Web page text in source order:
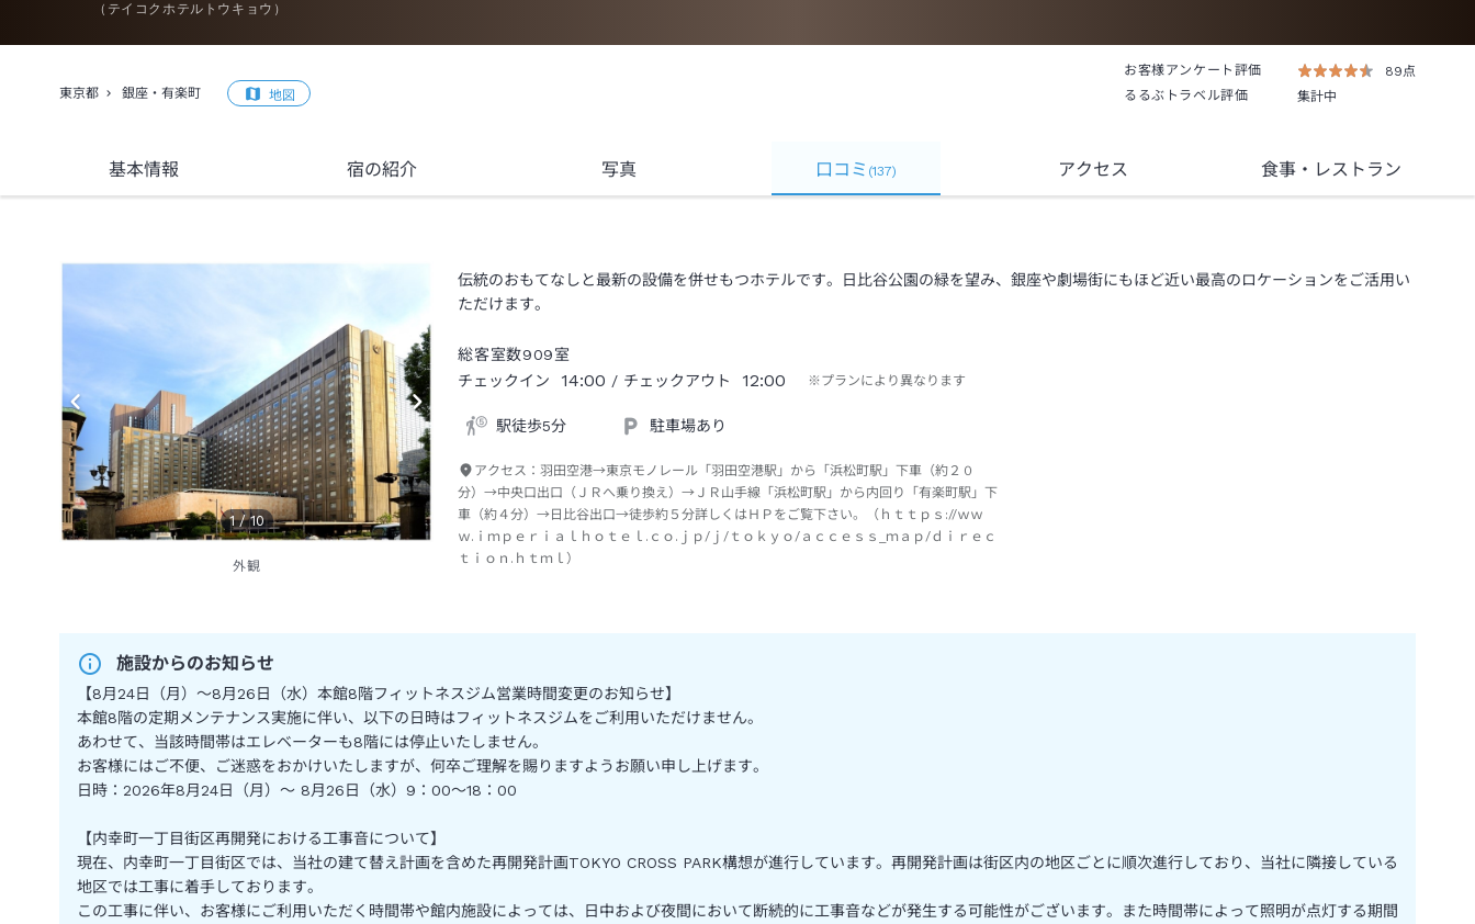
（ テイコクホテルトウキョウ ）
東京都 銀座・有楽町 地図
お客様アンケート評価
89点
るるぶトラベル評価
集計中
基本情報 宿の紹介 写真 口コミ (137) アクセス 食事・レストラン
1 /10
外観
伝統のおもてなしと最新の設備を併せもつホテルです。日比谷公園の緑を望み、銀座や劇場街にもほど近い最高のロケーションをご活用い
ただけます。
総客室数909室
チェックイン
14:00 / チェックアウト 12:00 ※プランにより異なります
駅徒歩5分 駐車場あり
アクセス：羽田空港→東京モノレール「羽田空港駅」から「浜松町駅」下車（約２０
分）→中央口出口（ＪＲへ乗り換え）→ＪＲ山手線「浜松町駅」から内回り「有楽町駅」下
車（約４分）→日比谷出口→徒歩約５分詳しくはＨＰをご覧下さい。（ｈｔｔｐｓ://ｗｗ
ｗ.ｉｍｐｅｒｉａｌｈｏｔｅｌ.ｃｏ.ｊｐ/ｊ/ｔｏｋｙｏ/ａｃｃｅｓｓ_ｍａｐ/ｄｉｒｅｃ
ｔｉｏｎ.ｈｔｍｌ）
施設からのお知らせ
【8月24日（月）～8月26日（水）本館8階フィットネスジム営業時間変更のお知らせ】
本館8階の定期メンテナンス実施に伴い、以下の日時はフィットネスジムをご利用いただけません。
あわせて、当該時間帯はエレベーターも8階には停止いたしません。
お客様にはご不便、ご迷惑をおかけいたしますが、何卒ご理解を賜りますようお願い申し上げます。
日時：2026年8月24日（月）～ 8月26日（水）9：00～18：00
【内幸町一丁目街区再開発における工事音について】
現在、内幸町一丁目街区では、当社の建て替え計画を含めた再開発計画TOKYO CROSS PARK構想が進行しています。再開発計画は街区内の地区ごとに順次進行しており、当社に隣接している
地区では工事に着手しております。
この工事に伴い、お客様にご利用いただく時間帯や館内施設によっては、日中および夜間において断続的に工事音などが発生する可能性がございます。また時間帯によって照明が点灯する期間